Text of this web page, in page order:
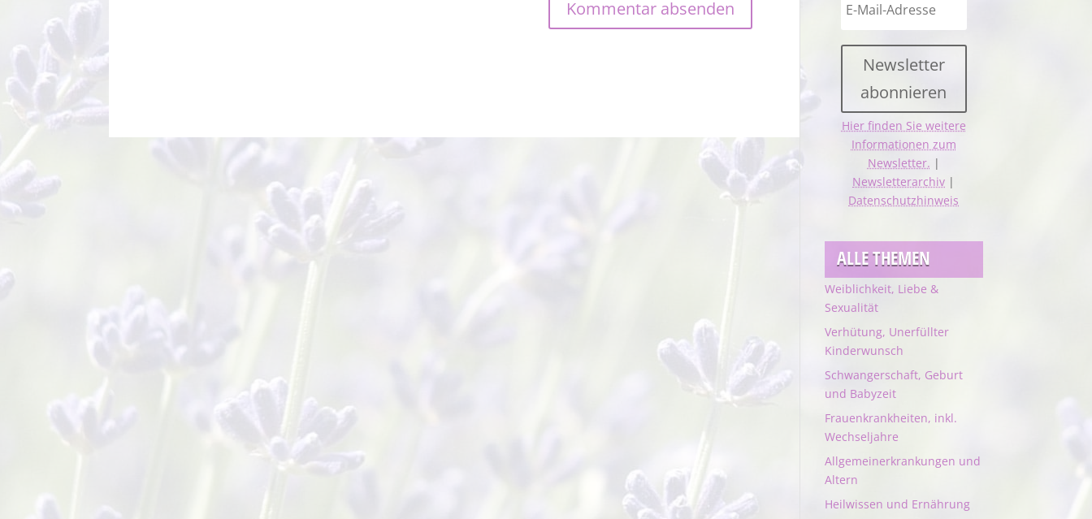
Newsletter
abonnieren
Hier finden Sie weitere
Informationen zum
Newsletter. |
Newsletterarchiv |
Datenschutzhinweis
ALLE THEMEN
Weiblichkeit, Liebe &
Sexualität
Verhütung, Unerfüllter
Kinderwunsch
Schwangerschaft, Geburt
und Babyzeit
Frauenkrankheiten, inkl.
Wechseljahre
Allgemeinerkrankungen und
Altern
Heilwissen und Ernährung